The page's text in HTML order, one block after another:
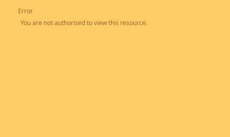
Error
You are not authorised to view this resource.